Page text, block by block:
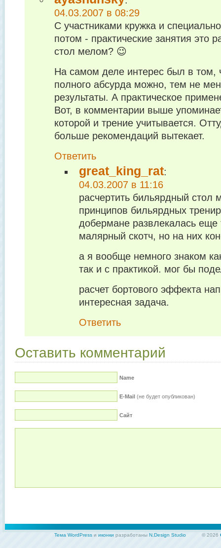
04.03.2007 в 08:29
С участниками кружка и
потом - практические занятия это
стол мелом? 😉
На самом деле интерес был в том,
полного абсурда можно, тем не
результаты. А практическое
Вот, в комментарии выше
которой и трение учитывается.
больше рекомендаций вытекает.
Ответить
great_king_rat:
04.03.2007 в 11:16
расчертить бильярдный стол
принципов бильярдных
добермане развлекалась еще
малярный скотч, но на них
а я вообще немного знаком
так и с практикой. мог бы
расчет бортового эффекта
интересная задача.
Ответить
Оставить комментарий
Name
E-Mail (не будет опубликован)
Сайт
Тема WordPress и иконки разработаны N.Design Studio © 2026